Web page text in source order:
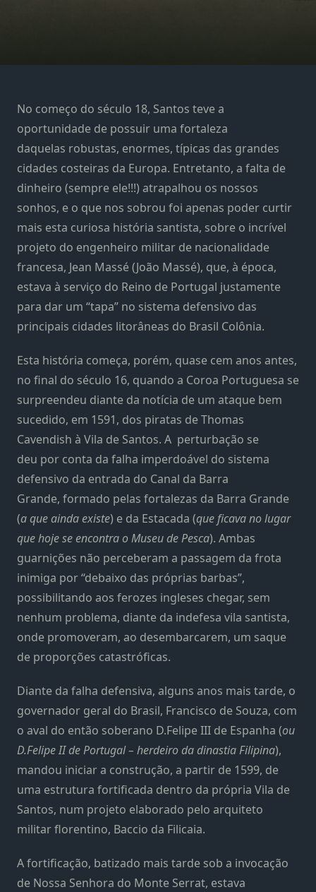
No começo do século 18, Santos teve a
oportunidade de possuir uma fortaleza
daquelas robustas, enormes, típicas das grandes
cidades costeiras da Europa. Entretanto, a falta de
dinheiro (sempre ele!!!) atrapalhou os nossos
sonhos, e o que nos sobrou foi apenas poder curtir
mais esta curiosa história santista, sobre o incrível
projeto do engenheiro militar de nacionalidade
francesa, Jean Massé (João Massé), que, à época,
estava à serviço do Reino de Portugal justamente
para dar um “tapa” no sistema defensivo das
principais cidades litorâneas do Brasil Colônia.
Esta história começa, porém, quase cem anos antes,
no final do século 16, quando a Coroa Portuguesa se
surpreendeu diante da notícia de um ataque bem
sucedido, em 1591, dos piratas de Thomas
Cavendish à Vila de Santos. A perturbação se
deu por conta da falha imperdoável do sistema
defensivo da entrada do Canal da Barra
Grande, formado pelas fortalezas da Barra Grande
(a que ainda existe) e da Estacada (que ficava no lugar
que hoje se encontra o Museu de Pesca). Ambas
guarnições não perceberam a passagem da frota
inimiga por “debaixo das próprias barbas”,
possibilitando aos ferozes ingleses chegar, sem
nenhum problema, diante da indefesa vila santista,
onde promoveram, ao desembarcarem, um saque
de proporções catastróficas.
Diante da falha defensiva, alguns anos mais tarde, o
governador geral do Brasil, Francisco de Souza, com
o aval do então soberano D.Felipe III de Espanha (ou
D.Felipe II de Portugal – herdeiro da dinastia Filipina),
mandou iniciar a construção, a partir de 1599, de
uma estrutura fortificada dentro da própria Vila de
Santos, num projeto elaborado pelo arquiteto
militar florentino, Baccio da Filicaia.
A fortificação, batizado mais tarde sob a invocação
de Nossa Senhora do Monte Serrat, estava